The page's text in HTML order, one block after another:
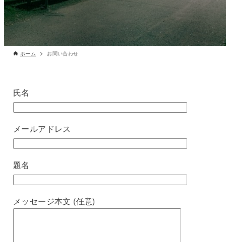
ホーム お問い合わせ
氏名
メールアドレス
題名
メッセージ本文 (任意)